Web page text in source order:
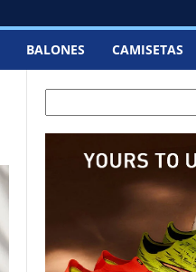
BALONES CAMISETAS